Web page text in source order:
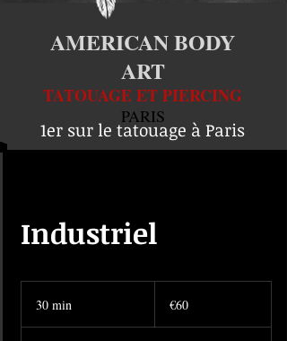
AMERICAN BODY
ART
TATOUAGE ET PIERCING
PARIS
1er sur le tatouage à Paris
Industriel
30 min €60